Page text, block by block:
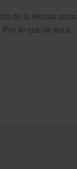
de la misma zona
lo que de esta